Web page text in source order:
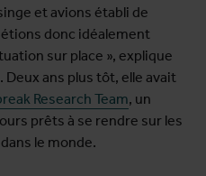
et avions établi de
donc idéalement
sur place », explique
ans plus tôt, elle avait
Research Team, un
prêts à se rendre sur les
le monde.